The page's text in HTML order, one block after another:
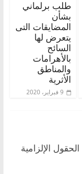
طلب برلماني
بشأن
المضايقات التى
يتعرض لها
السائح
بالأهرامات
والمناطق
الأثرية
9 فبراير، 2020
الحقول الإلزامية